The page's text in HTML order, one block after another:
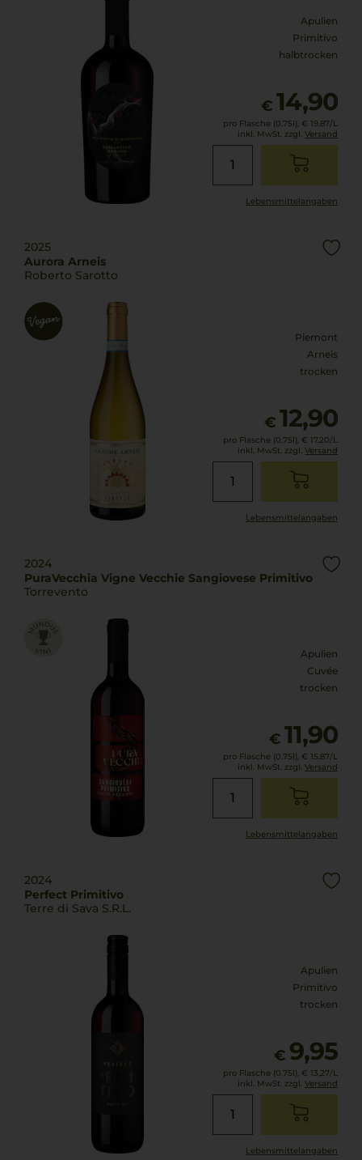
Apulien
Primitivo
halbtrocken
€ 14,90
pro Flasche (0.75l), € 19,87/L
inkl. MwSt. zzgl. Versand
Lebensmittel­angaben
2025
Aurora Arneis
Roberto Sarotto
Piemont
Arneis
trocken
€ 12,90
pro Flasche (0.75l), € 17,20/L
inkl. MwSt. zzgl. Versand
Lebensmittel­angaben
2024
PuraVecchia Vigne Vecchie Sangiovese Primitivo
Torrevento
Apulien
Cuvée
trocken
€ 11,90
pro Flasche (0.75l), € 15,87/L
inkl. MwSt. zzgl. Versand
Lebensmittel­angaben
2024
Perfect Primitivo
Terre di Sava S.R.L.
Apulien
Primitivo
trocken
€ 9,95
pro Flasche (0.75l), € 13,27/L
inkl. MwSt. zzgl. Versand
Lebensmittel­angaben